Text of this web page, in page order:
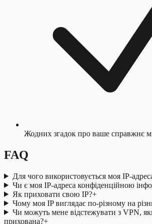
Жодних згадок про ваше справжнє
FAQ
Для чого використовується моя IP-
Чи є моя IP-адреса конфіденційною
Як приховати свою IP?+
Чому моя IP виглядає по-різному на
Чи можуть мене відстежувати з VPN,
прихована?+